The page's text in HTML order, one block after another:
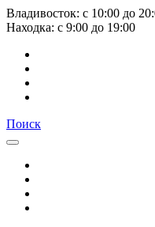
Владивосток: с 10:00 до
Находка: с 9:00 до 19:00
Поиск